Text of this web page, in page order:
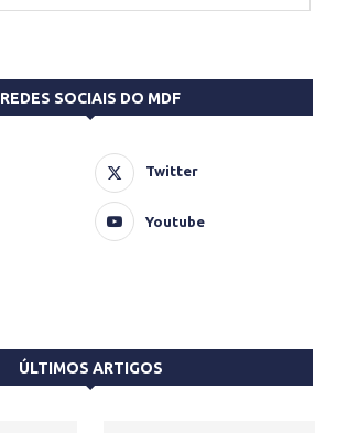
REDES SOCIAIS DO MDF
Twitter
Youtube
ÚLTIMOS ARTIGOS